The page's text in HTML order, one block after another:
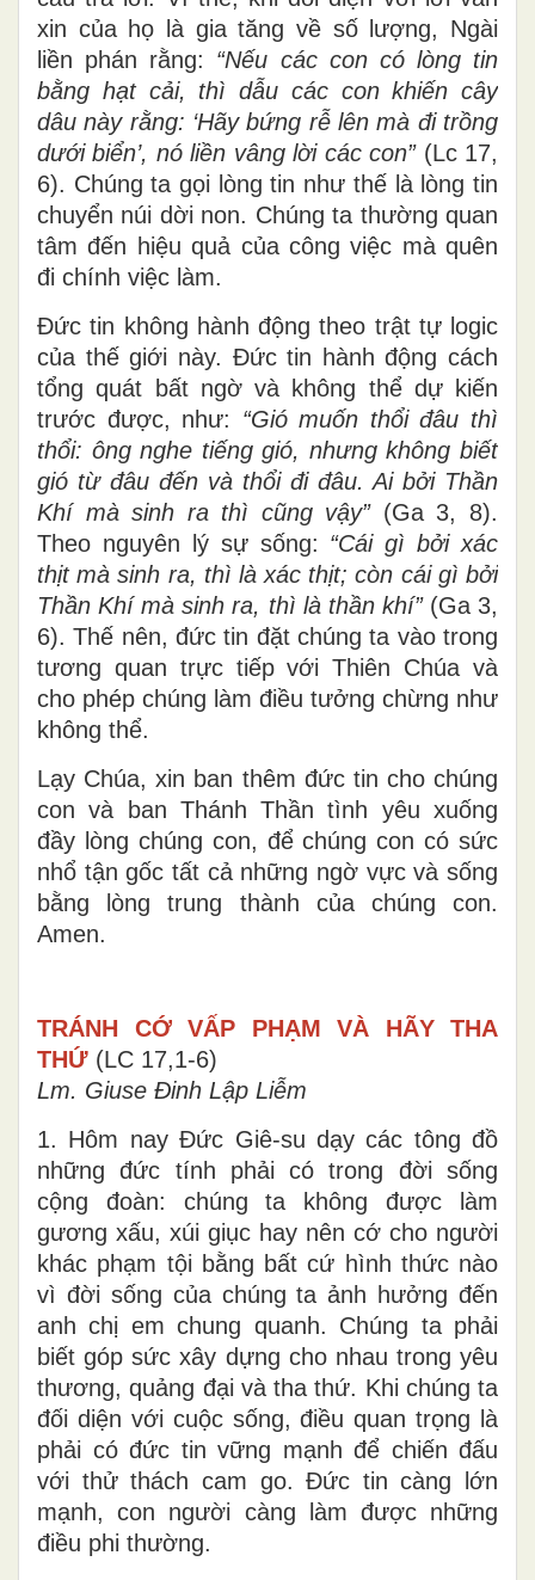
xin của họ là gia tăng về số lượng, Ngài
liền phán rằng: “Nếu các con có lòng tin
bằng hạt cải, thì dẫu các con khiến cây
dâu này rằng: ‘Hãy bứng rễ lên mà đi trồng
dưới biển’, nó liền vâng lời các con”(Lc 17,
6). Chúng ta gọi lòng tin như thế là lòng tin
chuyển núi dời non. Chúng ta thường quan
tâm đến hiệu quả của công việc mà quên
đi chính việc làm.
Đức tin không hành động theo trật tự logic
của thế giới này. Đức tin hành động cách
tổng quát bất ngờ và không thể dự kiến
trước được, như: “Gió muốn thổi đâu thì
thổi: ông nghe tiếng gió, nhưng không biết
gió từ đâu đến và thổi đi đâu. Ai bởi Thần
Khí mà sinh ra thì cũng vậy”(Ga 3, 8).
Theo nguyên lý sự sống: “Cái gì bởi xác
thịt mà sinh ra, thì là xác thịt; còn cái gì bởi
Thần Khí mà sinh ra, thì là thần khí”(Ga 3,
6). Thế nên, đức tin đặt chúng ta vào trong
tương quan trực tiếp với Thiên Chúa và
cho phép chúng làm điều tưởng chừng như
không thể.
Lạy Chúa, xin ban thêm đức tin cho chúng
con và ban Thánh Thần tình yêu xuống
đầy lòng chúng con, để chúng con có sức
nhổ tận gốc tất cả những ngờ vực và sống
bằng lòng trung thành của chúng con.
Amen.
TRÁNH CỚ VẤP PHẠM VÀ HÃY THA
THỨ (LC 17,1-6)
Lm. Giuse Đinh Lập Liễm
1. Hôm nay Đức Giê-su dạy các tông đồ
những đức tính phải có trong đời sống
cộng đoàn: chúng ta không được làm
gương xấu, xúi giục hay nên cớ cho người
khác phạm tội bằng bất cứ hình thức nào
vì đời sống của chúng ta ảnh hưởng đến
anh chị em chung quanh. Chúng ta phải
biết góp sức xây dựng cho nhau trong yêu
thương, quảng đại và tha thứ. Khi chúng ta
đối diện với cuộc sống, điều quan trọng là
phải có đức tin vững mạnh để chiến đấu
với thử thách cam go. Đức tin càng lớn
mạnh, con người càng làm được những
điều phi thường.